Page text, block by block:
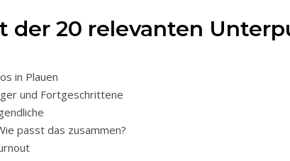
der 20 relevanten
in Plauen
und Fortgeschrittene
passt das zusammen?